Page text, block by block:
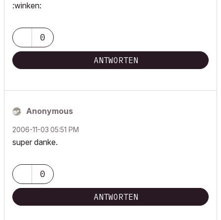
:winken:
0
ANTWORTEN
Anonymous
‎2006-11-03 05:51 PM
super danke.
0
ANTWORTEN